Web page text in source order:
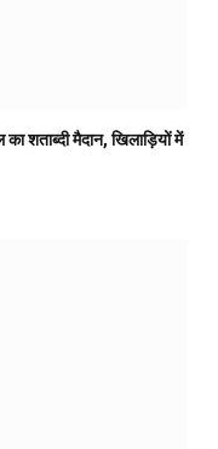
शताब्दी मैदान, खिलाड़ियों में